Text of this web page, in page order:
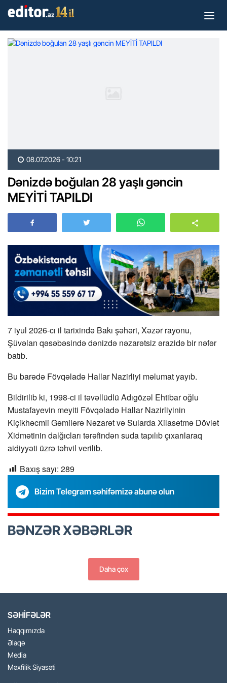
08.07.2026 - 10:21
Dənizdə boğulan 28 yaşlı gəncin
MEYİTİ TAPILDI
7 iyul 2026-cı il tarixində Bakı şəhəri, Xəzər rayonu,
Şüvəlan qəsəbəsində dənizdə nəzarətsiz ərazidə bir nəfər
batıb.
Bu barədə Fövqəladə Hallar Nazirliyi məlumat yayıb.
Bildirilib ki, 1998-ci il təvəllüdlü Adıgözəl Ehtibar oğlu
Mustafayevin meyiti Fövqəladə Hallar Nazirliyinin
Kiçikhəcmli Gəmilərə Nəzarət və Sularda Xilasetmə Dövlət
Xidmətinin dalğıcları tərəfindən suda tapılıb çıxarılaraq
aidiyyəti üzrə təhvil verilib.
Baxış sayı: 289
Bizim Telegram səhifəmizə abunə olun
BƏNZƏR XƏBƏRLƏR
Daha çox
SƏHİFƏLƏR
Haqqımızda
Əlaqə
Media
Məxfilik Siyasəti